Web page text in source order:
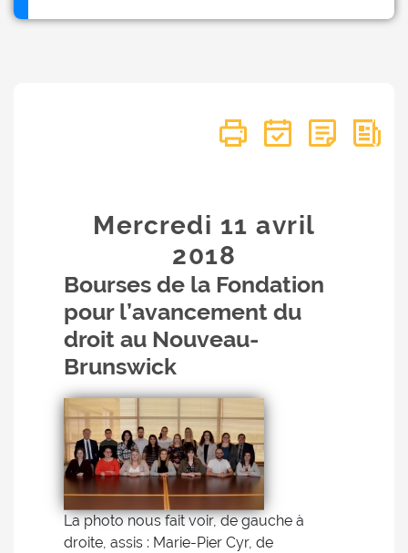
Mercredi 11avril
2018
Bourses de la Fondation
pour l’avancement du
droit au Nouveau-
Brunswick
La photo nous fait voir, de gauche à
droite, assis : Marie-Pier Cyr, de